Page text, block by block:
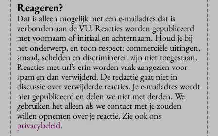
Reageren?
Dat is alleen mogelijk met een e-mailadres dat is
verbonden aan de VU. Reacties worden gepubliceerd
met voornaam of initiaal en achternaam. Houd je bij
het onderwerp, en toon respect: commerciële uitingen,
smaad, schelden en discrimineren zijn niet toegestaan.
Reacties met url’s erin worden vaak aangezien voor
spam en dan verwijderd. De redactie gaat niet in
discussie over verwijderde reacties. Je e-mailadres wordt
niet gepubliceerd en delen we niet met derden. We
gebruiken het alleen als we contact met je zouden
willen opnemen over je reactie. Zie ook ons
privacybeleid.